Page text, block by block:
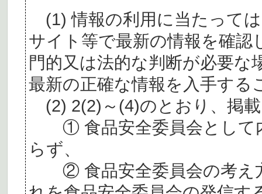
(1) 情報の利用に当たって
サイト等で最新の情報を確認
門的又は法的な判断が必要
最新の正確な情報を入手する
(2) 2(2)～(4)のとおり、掲
① 食品安全委員会として
らず、
② 食品安全委員会の考え